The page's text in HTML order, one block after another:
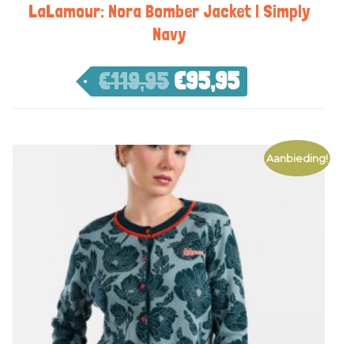
LaLamour: Nora Bomber Jacket | Simply
Navy
€119,95 €95,95
Aanbieding!